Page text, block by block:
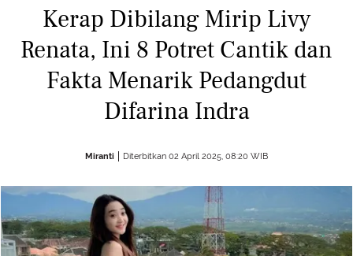
Kerap Dibilang Mirip Livy
Renata, Ini 8 Potret Cantik dan
Fakta Menarik Pedangdut
Difarina Indra
Miranti Diterbitkan 02 April 2025, 08:20 WIB